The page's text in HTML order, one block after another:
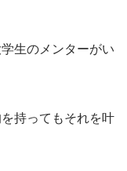
生のメンターがい
持ってもそれを叶